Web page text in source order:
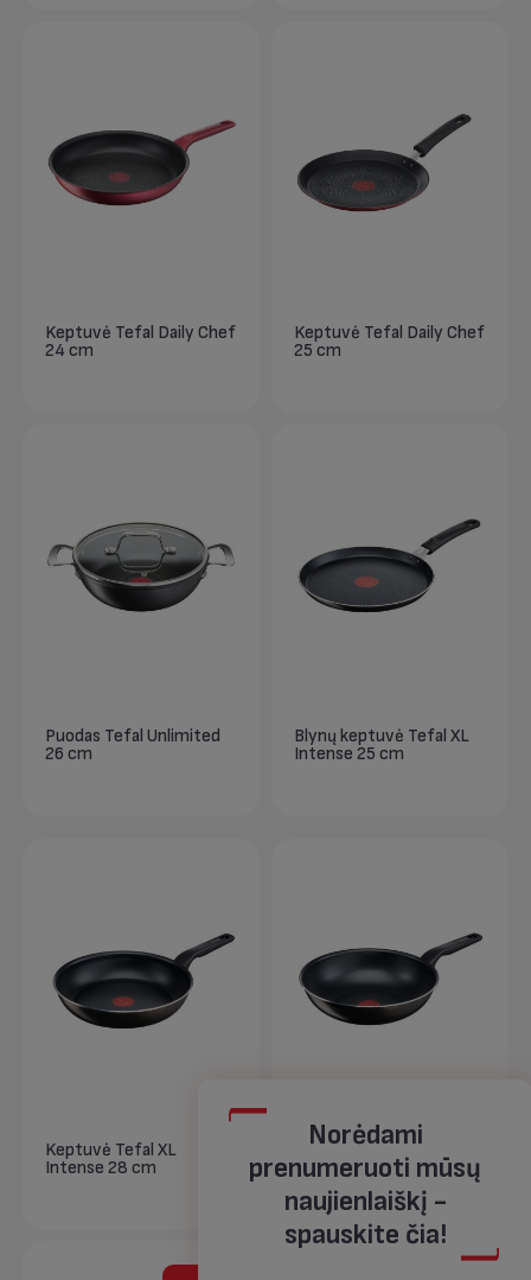
Keptuvė Tefal Daily Chef
24 cm
Keptuvė Tefal Daily Chef
25 cm
Puodas Tefal Unlimited
26 cm
Blynų keptuvė Tefal XL
Intense 25 cm
Keptuvė Tefal XL
Intense 28 cm
Wok keptuvė Tefal XL
Intense 28 cm
Norėdami
prenumeruoti mūsų
naujienlaiškį -
spauskite čia!